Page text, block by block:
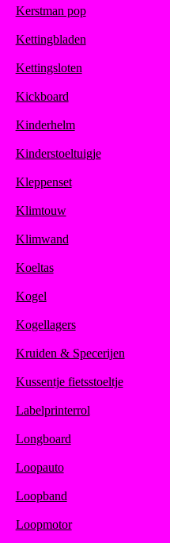
Kerstman pop
Kettingbladen
Kettingsloten
Kickboard
Kinderhelm
Kinderstoeltuigje
Kleppenset
Klimtouw
Klimwand
Koeltas
Kogel
Kogellagers
Kruiden & Specerijen
Kussentje fietsstoeltje
Labelprinterrol
Longboard
Loopauto
Loopband
Loopmotor